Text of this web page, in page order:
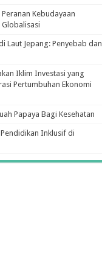
Kebudayaan
Laut Jepang: Penyebab dan
Iklim Investasi yang
Pertumbuhan Ekonomi
Papaya Bagi Kesehatan
Inklusif di